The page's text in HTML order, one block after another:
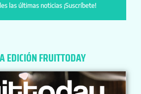
las últimas noticias ¡Suscríbete!
EDICIÓN FRUITTODAY